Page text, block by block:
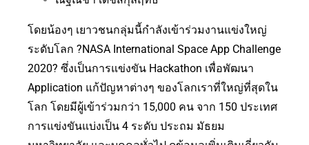
โดยน้องๆ เยาวชนกลุ่มนี้กำลังเข้าร่วมงานแข่งใหญ่
ระดับโลก ?NASA International Space App Challenge
2020? ซึ่งเป็นการแข่งขัน Hackathon เพื่อพัฒนา
Application แก้ปัญหาต่างๆ ของโลกเราที่ใหญ่ที่สุดใน
โลก โดยมีผู้เข้าร่วมกว่า 15,000 คน จาก 150 ประเทศ
การแข่งขันแบ่งเป็น 4 ระดับ ประถม มัธยม